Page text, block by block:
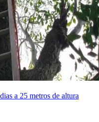
a 25 metros de altura